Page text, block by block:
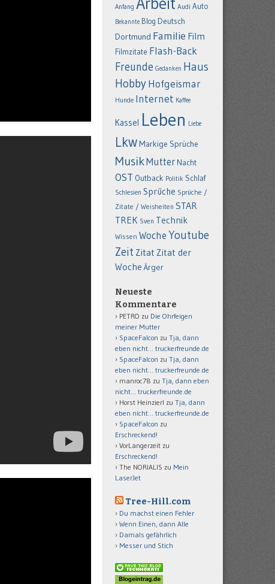
Anfang Audi Auto
Bekannte Blog Deutsch
Dortmund Familie Film
Filmzitate Flash-Back
Freunde Gedanken Haus
HobbyHofgeismar
Hunde Internet Kaffee
Kassel Leben Liebe
LkwMarkige Sprüche
MusikMutter Nacht
OST Outback Politik Schlaf
Schlesien Sprüche Sprüche /
Zitate / Weisheiten STAR
TREK Sven Technik
Wissen Woche Youtube
Zeit Zitat Zitat der
Woche Ärger
Neueste
Kommentare
PETRO zu Die Ohrfeigen
meiner Mutter
SpaceFalcon zu Tja, dann
eben nicht… truckerfreunde.de
SpaceFalcon zu Tja, dann
eben nicht… truckerfreunde.de
manroc78 zu Tja, dann eben
nicht… truckerfreunde.de
Horst Heinzierl zu Tja, dann
eben nicht… truckerfreunde.de
SpaceFalcon zu
Erschreckend!
VorLangerzeit zu
Erschreckend!
The NORIALIS zu Mein
LaserJet
Tree-Hill.com
Du machst einen Fehler
Wenn Einen, dann Alle
Damals gefährlich
Messer und Stich